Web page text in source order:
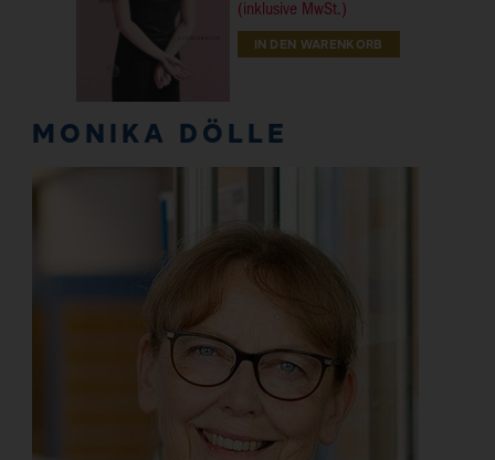
(inklusive MwSt.)
IN DEN WARENKORB
MONIKA DÖLLE